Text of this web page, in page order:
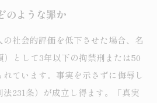
のような罪か
社会的評価を低下させた場合、名
）として3年以下の拘禁刑または50
ています。事実を示さずに侮辱し
231条）が成立し得ます。「真実